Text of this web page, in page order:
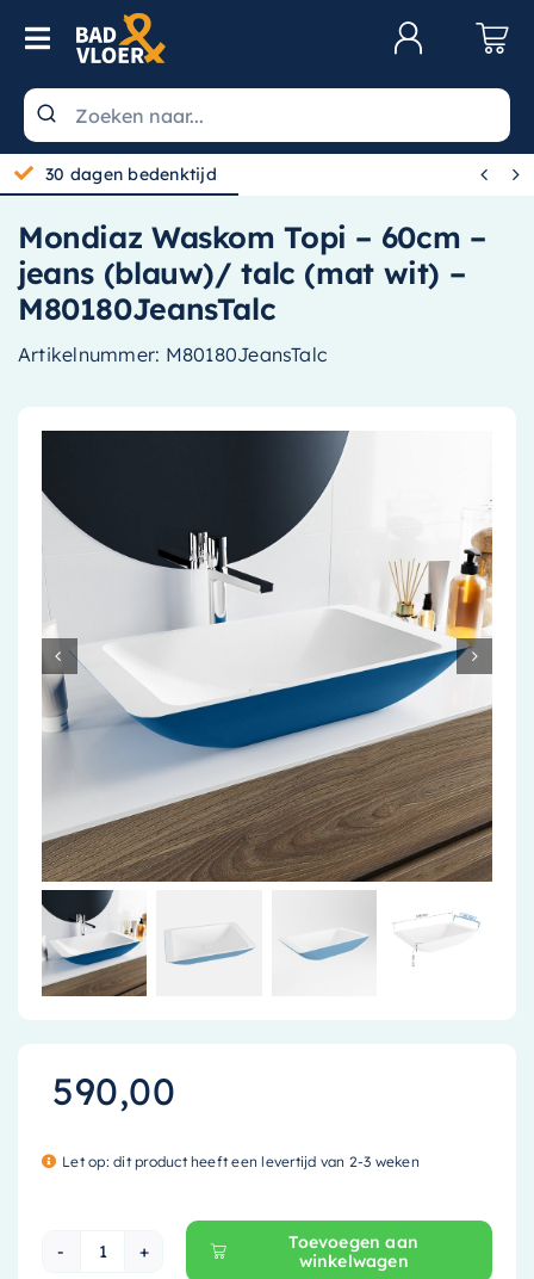
Skip to content
Toggle Navigation
Wastafels
Toiletten
Spiegels
Kranen
Douche
Accessoires
Installatiemateriaal
Klimaatbeheersing
PVC
30 dagen bedenktijd  
Mondiaz Waskom Topi – 60cm –
jeans (blauw)/ talc (mat wit) –
M80180JeansTalc
Artikelnummer: M80180JeansTalc
590,00
Let op: dit product heeft een levertijd van 2-3 weken
Mondiaz Waskom Topi - 60cm - jeans
Toevoegen aan
winkelwagen